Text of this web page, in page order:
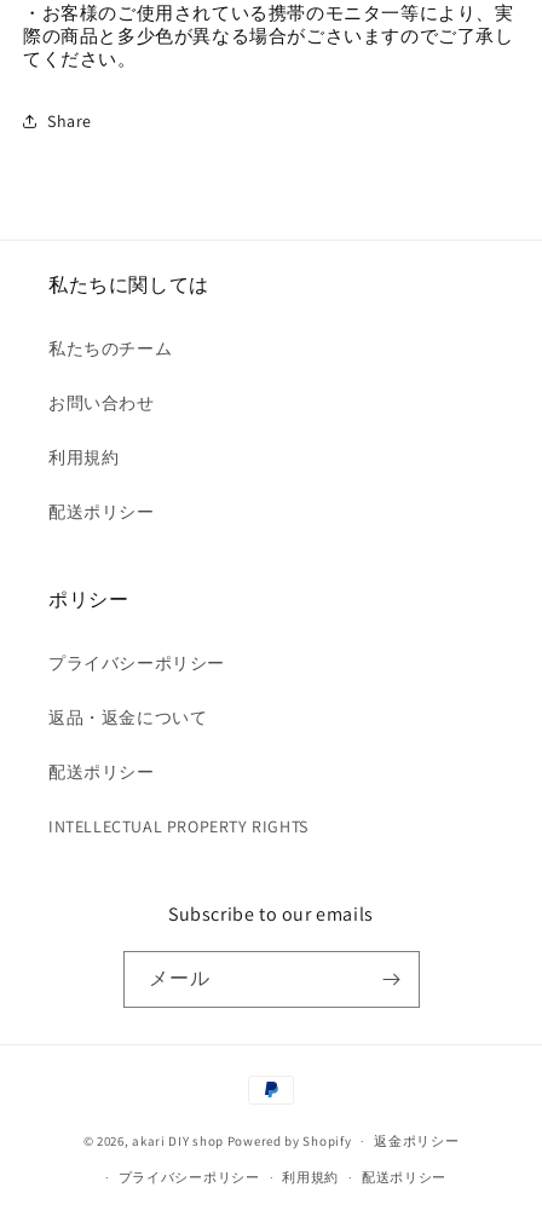
・お客様のご使用されている携帯のモニタ一等により、実
際の商品と多少色が異なる場合がごさいますのでご了承し
てください。
Share
私たちに関しては
私たちのチーム
お問い合わせ
利用規約
配送ポリシー
ポリシー
プライバシーポリシー
返品・返金について
配送ポリシー
INTELLECTUAL PROPERTY RIGHTS
Subscribe to our emails
メール
方
法
© 2026,akari DIY shop Powered by Shopify 返金ポリシー
プライバシーポリシー 利用規約 配送ポリシー